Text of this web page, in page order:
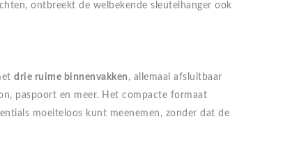
ontbreekt de welbekende sleutelhanger ook
drie ruime binnenvakken , allemaal afsluitbaar
paspoort en meer. Het compacte formaat
moeiteloos kunt meenemen, zonder dat de